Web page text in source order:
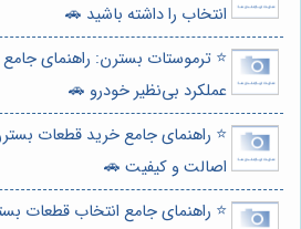
انتخاب را داشته باشید 🚗
⭐️ ترموستات بسترن: راهنمای
عملکرد بی‌نظیر خودرو 🚗
⭐️ راهنمای جامع خرید قطعات
اصالت و کیفیت 🚗
⭐️ راهنمای جامع انتخاب قطعات